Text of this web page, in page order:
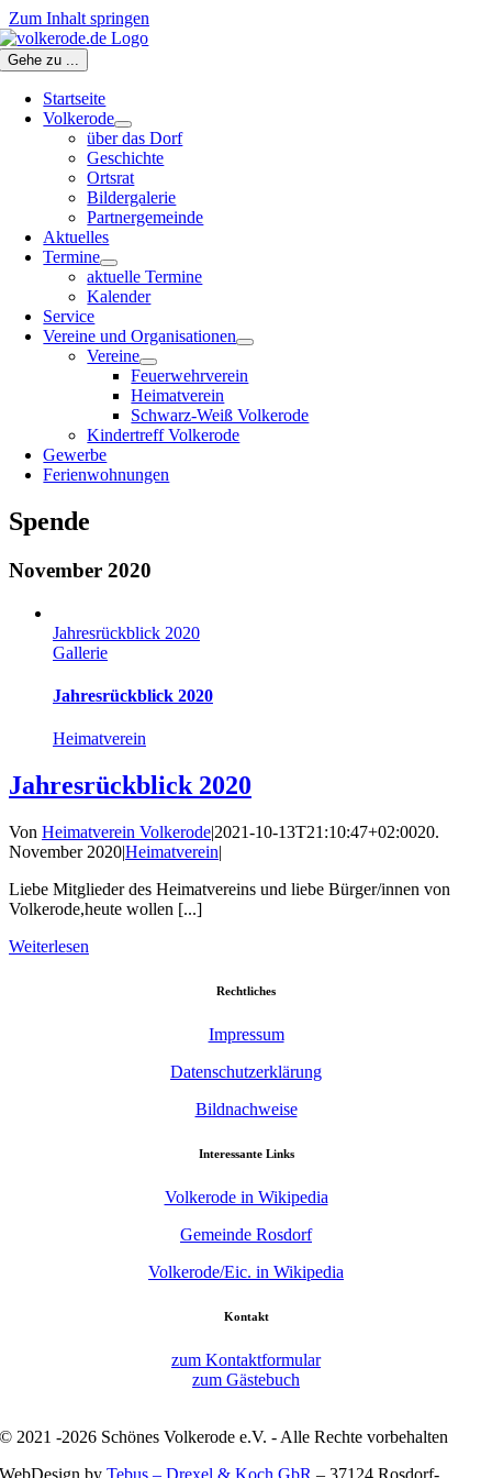
Zum Inhalt springen
Gehe zu ...
Startseite
Volkerode
über das Dorf
Geschichte
Ortsrat
Bildergalerie
Partnergemeinde
Aktuelles
Termine
aktuelle Termine
Kalender
Service
Vereine und Organisationen
Vereine
Feuerwehrverein
Heimatverein
Schwarz-Weiß Volkerode
Kindertreff Volkerode
Gewerbe
Ferienwohnungen
Spende
November 2020
Jahresrückblick 2020
Gallerie
Jahresrückblick 2020
Heimatverein
Jahresrückblick 2020
Von Heimatverein Volkerode|2021-10-13T21:10:47+02:0020.
November 2020|Heimatverein|
Liebe Mitglieder des Heimatvereins und liebe Bürger/innen von
Volkerode,heute wollen [...]
Weiterlesen
Rechtliches
Impressum
Datenschutzerklärung
Bildnachweise
Interessante Links
Volkerode in Wikipedia
Gemeinde Rosdorf
Volkerode/Eic. in Wikipedia
Kontakt
zum Kontaktformular
zum Gästebuch
© 2021 -2026 Schönes Volkerode e.V. - Alle Rechte vorbehalten
WebDesign byTebus – Drexel & Koch GbR – 37124 Rosdorf-